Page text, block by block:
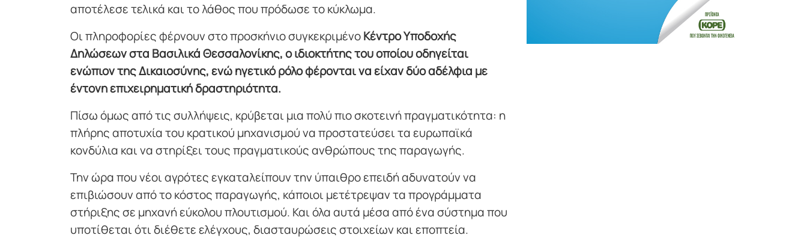
αποτέλεσε τελικά και το λάθος που πρόδωσε το κύκλωμα.
Οι πληροφορίες φέρνουν στο προσκήνιο συγκεκριμένοΚέντρο Υποδοχής
Δηλώσεων στα Βασιλικά Θεσσαλονίκης, ο ιδιοκτήτης του οποίου οδηγείται
ενώπιον της Δικαιοσύνης, ενώ ηγετικό ρόλο φέρονται να είχαν δύο αδέλφια με
έντονη επιχειρηματική δραστηριότητα.
Πίσω όμως από τις συλλήψεις, κρύβεται μια πολύ πιο σκοτεινή πραγματικότητα: η
πλήρης αποτυχία του κρατικού μηχανισμού να προστατεύσει τα ευρωπαϊκά
κονδύλια και να στηρίξει τους πραγματικούς ανθρώπους της παραγωγής.
Την ώρα που νέοι αγρότες εγκαταλείπουν την ύπαιθρο επειδή αδυνατούν να
επιβιώσουν από το κόστος παραγωγής, κάποιοι μετέτρεψαν τα προγράμματα
στήριξης σε μηχανή εύκολου πλουτισμού. Και όλα αυτά μέσα από ένα σύστημα που
υποτίθεται ότι διέθετε ελέγχους, διασταυρώσεις στοιχείων και εποπτεία.